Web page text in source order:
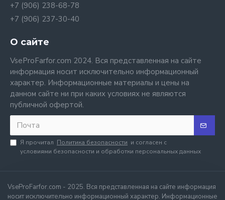
+7 (906) 238-68-78
+7 (906) 237-30-40
О сайте
VseProFarfor.com 2024. Вся представленная на сайте
информация носит исключительно информационный
характер. Информационные материалы и цены на
данном сайте ни при каких условиях не являются
публичной офертой.
Я прочитал Политика безопасности и согласен с
условиями безопасности и обработки персональных данных
VseProFarfor.com - 2025. Вся представленная на сайте информация
носит исключительно информационный характер. Информационные